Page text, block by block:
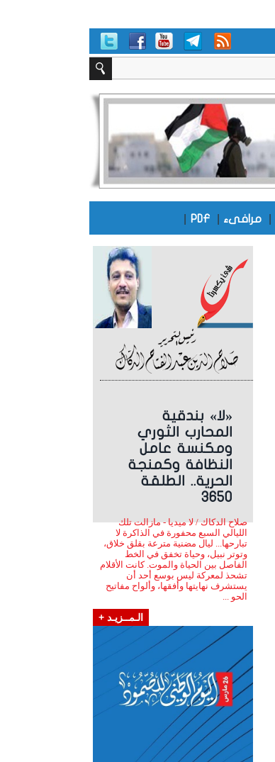
مرافىء PDF
«لا» بندقية
المحارب الثوري
ومكنسة عامل
النظافة وكمنجة
الحرية.. الطلقة
3650
صلاح الدكاك / لا ميديا - مازالت تلك
الليالي السبع محفورة في الذاكرة لا
تبارحها... ليال مضنية مترعة بقلق خلاق،
وتوتر نبيل، وحياة تخفق في الخط
الفاصل بين الحياة والموت. كانت الأقلام
تشحذ لمعركة ليس بوسع أحد أن
يستشرف نهايتها وأفقها، وألواح مفاتيح
الحو ...
الـمــزيـد +